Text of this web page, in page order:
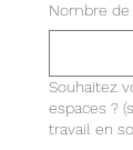
Nombre de
Souhaitez
espaces ?
travail en